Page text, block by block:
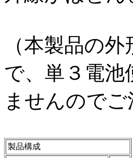
（本製品の
で、単３電
ませんので
製品構成